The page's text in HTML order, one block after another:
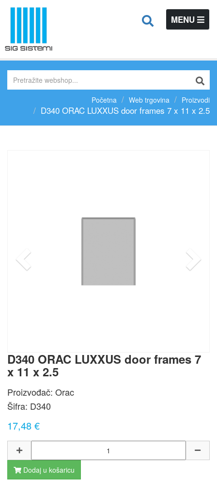
TOGGLE
MENU
Početna Web trgovina Proizvodi
D340 ORAC LUXXUS door frames 7 x 11 x 2.5
D340 ORAC LUXXUS door frames 7
x 11 x 2.5
Proizvođač: Orac
Šifra: D340
17,48 €
Dodaj u košaricu